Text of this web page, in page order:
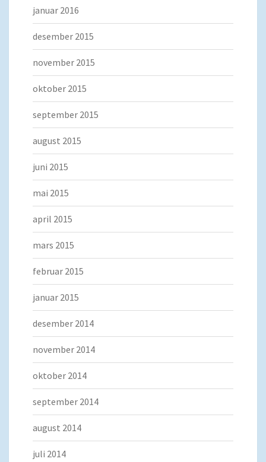
januar 2016
desember 2015
november 2015
oktober 2015
september 2015
august 2015
juni 2015
mai 2015
april 2015
mars 2015
februar 2015
januar 2015
desember 2014
november 2014
oktober 2014
september 2014
august 2014
juli 2014